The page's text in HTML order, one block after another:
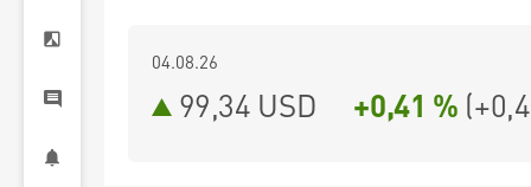
04.08.26
99,34 USD +0,41 % (